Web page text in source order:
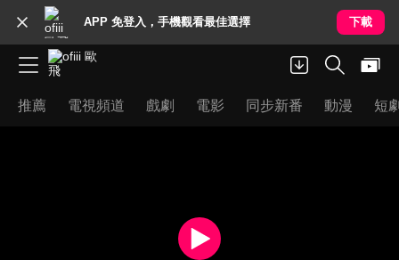
APP 免登入，手機觀看最佳選擇 下載
推薦 電視頻道 戲劇 電影 同步新番 動漫 短